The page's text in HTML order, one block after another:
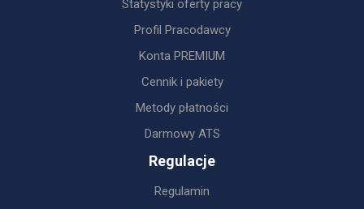
Statystyki oferty pracy
Profil Pracodawcy
Konta PREMIUM
Cennik i pakiety
Metody płatności
Darmowy ATS
Regulacje
Regulamin